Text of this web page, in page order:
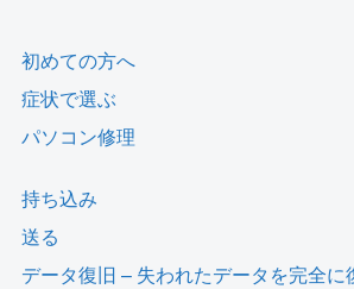
初めての方へ
症状で選ぶ
パソコン修理
持ち込み
送る
データ復旧 – 失われたデータを完全に